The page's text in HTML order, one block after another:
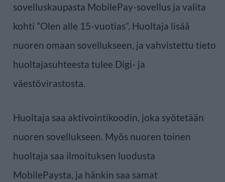
sovelluskaupasta MobilePay-sovellus ja valita
kohti ”Olen alle 15-vuotias”. Huoltaja lisää
nuoren omaan sovellukseen, ja vahvistettu tieto
huoltajasuhteesta tulee Digi- ja
väestövirastosta.
Huoltaja saa aktivointikoodin, joka syötetään
nuoren sovellukseen. Myös nuoren toinen
huoltaja saa ilmoituksen luodusta
MobilePaysta, ja hänkin saa samat